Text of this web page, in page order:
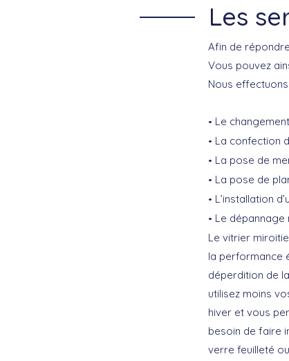
Les
Afin de
Vous pouvez
Nous
Le
La confection
La pose de
La pose de
L’installation
Le dépannage
Le vitrier
la performance
déperdition de
utilisez moins
hiver et vous
besoin de faire
verre feuilleté